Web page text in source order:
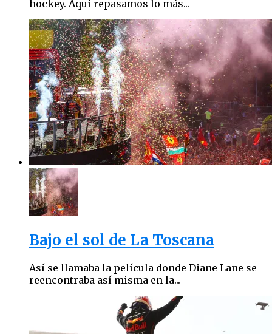
hockey. Aquí repasamos lo más...
Bajo el sol de La Toscana
Así se llamaba la película donde Diane Lane se
reencontraba así misma en la...